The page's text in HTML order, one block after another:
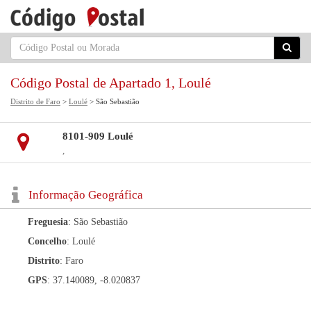
Código Postal de Apartado 1, Loulé
Distrito de Faro > Loulé > São Sebastião
8101-909 Loulé
,
Informação Geográfica
Freguesia: São Sebastião
Concelho: Loulé
Distrito: Faro
GPS: 37.140089, -8.020837